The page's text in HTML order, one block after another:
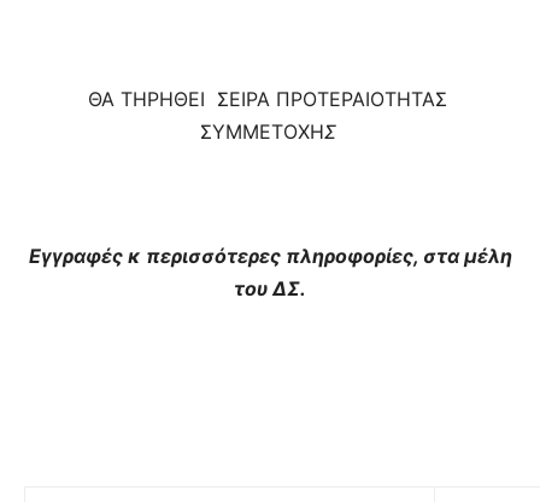
ΘΑ ΤΗΡΗΘΕΙ ΣΕΙΡΑ ΠΡΟΤΕΡΑΙΟΤΗΤΑΣ
ΣΥΜΜΕΤΟΧΗΣ
Εγγραφές κ περισσότερες πληροφορίες, στα μέλη
του ΔΣ.